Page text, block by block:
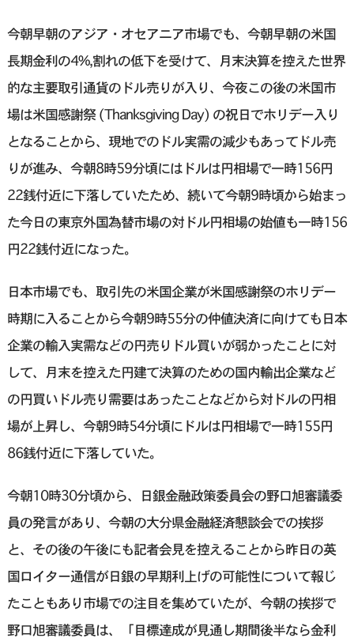
今朝早朝のアジア・オセアニア市場でも、今朝早朝の米国
長期金利の4%,割れの低下を受けて、月末決算を控えた世界
的な主要取引通貨のドル売りが入り、今夜この後の米国市
場は米国感謝祭 (Thanksgiving Day) の祝日でホリデー入り
となることから、現地でのドル実需の減少もあってドル売
りが進み、今朝8時59分頃にはドルは円相場で一時156円
22銭付近に下落していたため、続いて今朝9時頃から始まっ
た今日の東京外国為替市場の対ドル円相場の始値も一時156
円22銭付近になった。
日本市場でも、取引先の米国企業が米国感謝祭のホリデー
時期に入ることから今朝9時55分の仲値決済に向けても日本
企業の輸入実需などの円売りドル買いが弱かったことに対
して、月末を控えた円建て決算のための国内輸出企業など
の円買いドル売り需要はあったことなどから対ドルの円相
場が上昇し、今朝9時54分頃にドルは円相場で一時155円
86銭付近に下落していた。
今朝10時30分頃から、日銀金融政策委員会の野口旭審議委
員の発言があり、今朝の大分県金融経済懇談会での挨拶
と、その後の午後にも記者会見を控えることから昨日の英
国ロイター通信が日銀の早期利上げの可能性について報じ
たこともあり市場での注目を集めていたが、今朝の挨拶で
野口旭審議委員は、「目標達成が見通し期間後半なら金利